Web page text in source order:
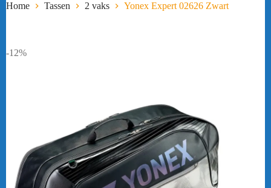
Home Tassen 2 vaks Yonex Expert 02626 Zwart
-12%